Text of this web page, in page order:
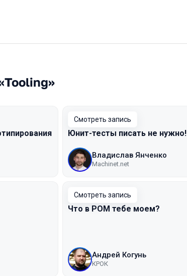
Смотреть запись
Юнит-тесты писать не нужно!
Владислав Янченко
Machinet.net
Смотреть запись
Что в POM тебе моем?
Андрей Когунь
КРОК